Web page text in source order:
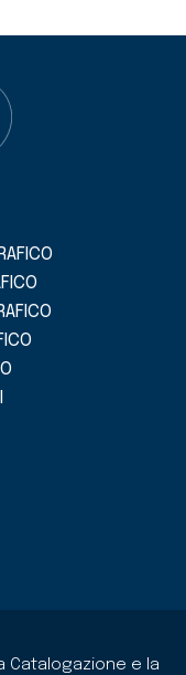
Catalogazione e la